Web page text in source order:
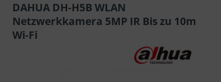
DAHUA DH-H5B WLAN
Netzwerkkamera 5MP IR Bis zu 10m
Wi-Fi